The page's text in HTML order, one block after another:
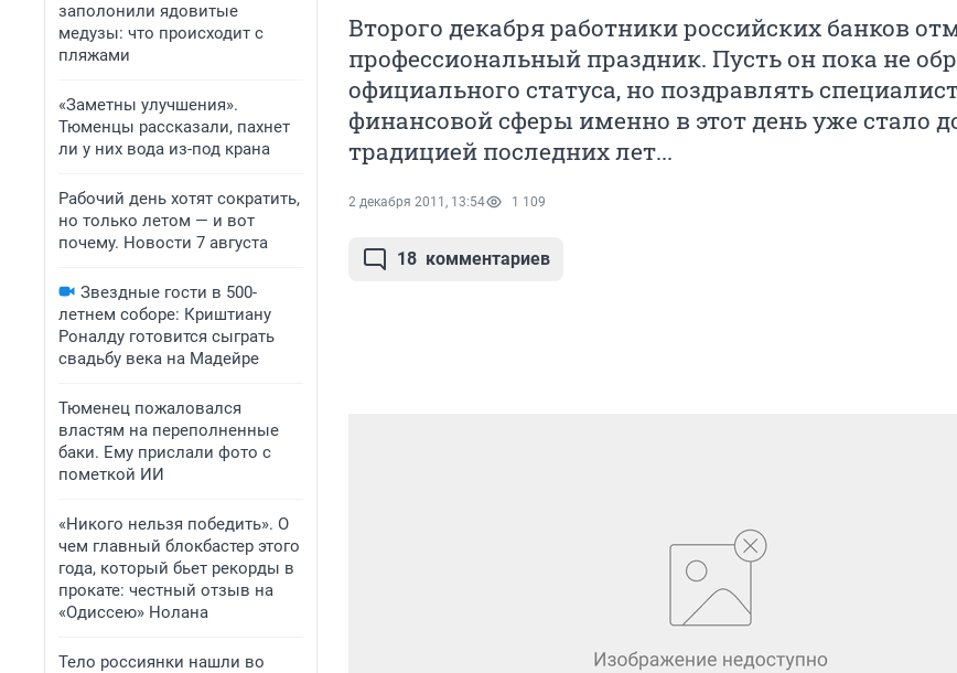
заполонили ядовитые
медузы: что происходит с
пляжами
«Заметны улучшения».
Тюменцы рассказали, пахнет
ли у них вода из-под крана
Рабочий день хотят сократить,
но только летом — и вот
почему. Новости 7 августа
Звездные гости в 500-
летнем соборе: Криштиану
Роналду готовится сыграть
свадьбу века на Мадейре
Тюменец пожаловался
властям на переполненные
баки. Ему прислали фото с
пометкой ИИ
«Никого нельзя победить». О
чем главный блокбастер этого
года, который бьет рекорды в
прокате: честный отзыв на
«Одиссею» Нолана
Тело россиянки нашли во
Второго декабря работники российских банков
профессиональный праздник. Пусть он пока не
официального статуса, но поздравлять
финансовой сферы именно в этот день уже стало
традицией последних лет...
2 декабря 2011, 13:54 1 109
18 комментариев